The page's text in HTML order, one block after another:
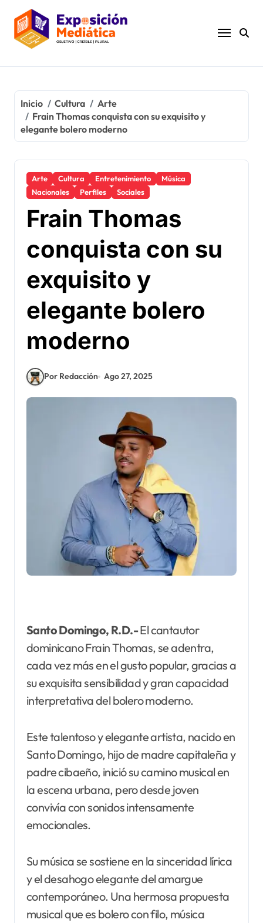
contenido
Inicio Cultura
Arte
Frain Thomas conquista con su exquisito y
elegante bolero moderno
Arte Cultura Entretenimiento
Música
Nacionales
Perfiles Sociales
Frain Thomas
conquista con su
exquisito y
elegante bolero
moderno
Por Redacción Ago 27, 2025
Santo Domingo, R.D.-El cantautor
dominicano Frain Thomas, se adentra,
cada vez más en el gusto popular, gracias a
su exquisita sensibilidad y gran capacidad
interpretativa del bolero moderno.
Este talentoso y elegante artista, nacido en
Santo Domingo, hijo de madre capitaleña y
padre cibaeño, inició su camino musical en
la escena urbana, pero desde joven
convivía con sonidos intensamente
emocionales.
Su música se sostiene en la sinceridad lírica
y el desahogo elegante del amargue
contemporáneo. Una hermosa propuesta
musical que es bolero con filo, música